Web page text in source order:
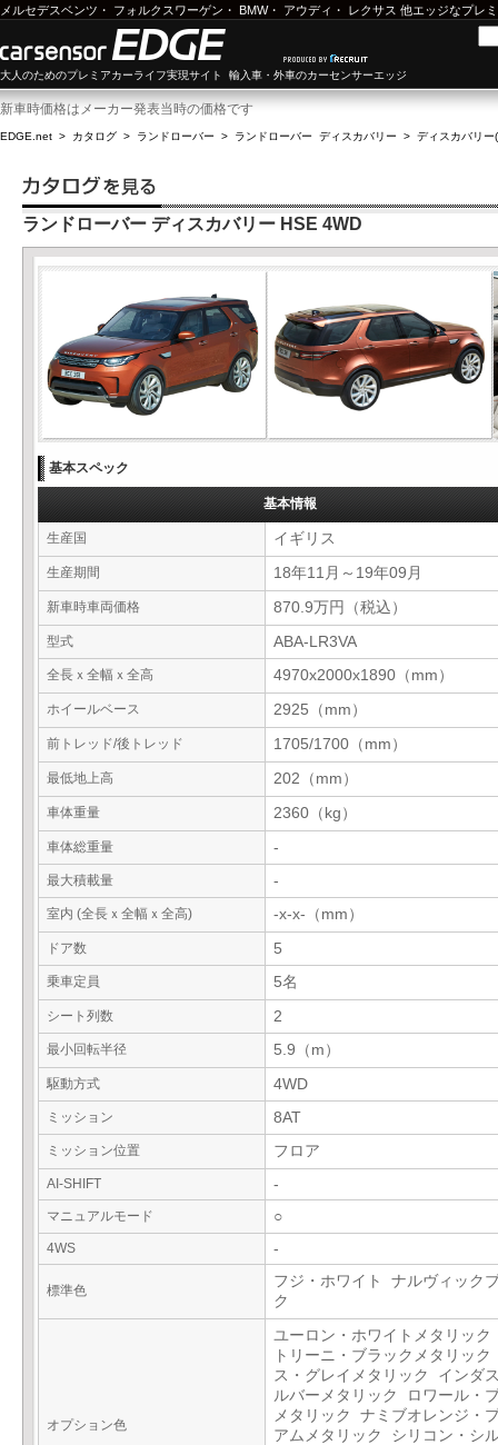
メルセデスベンツ ・ フォルクスワーゲン ・ BMW・ アウディ ・ レクサス 他エッジなプレ
大人のためのプレミアカーライフ実現サイト 輸入車・外車のカーセンサーエッジ
新車時価格はメーカー発表当時の価格です
EDGE.net > カタログ > ランドローバー > ランドローバー ディスカバリー > ディスカバリ
ランドローバー ディスカバリー HSE 4WD
基本スペック
基本情報
生産国 イギリス
生産期間 18年11月～19年09月
新車時車両価格 870.9万円（税込）
型式 ABA-LR3VA
全長ｘ全幅ｘ全高 4970x2000x1890（mm）
ホイールベース 2925（mm）
前トレッド/後トレッド 1705/1700（mm）
最低地上高 202（mm）
車体重量 2360（kg）
車体総重量 -
最大積載量 -
室内 (全長ｘ全幅ｘ全高) -x-x-（mm）
ドア数 5
乗車定員 5名
シート列数 2
最小回転半径 5.9（m）
駆動方式 4WD
ミッション 8AT
ミッション位置 フロア
AI-SHIFT -
マニュアルモード ○
4WS -
標準色
フジ・ホワイト ナルヴィック
ク
オプション色
ユーロン・ホワイトメタリッ
トリーニ・ブラックメタリッ
ス・グレイメタリック インダ
ルバーメタリック ロワール・
メタリック ナミブオレンジ・
アムメタリック シリコン・シ